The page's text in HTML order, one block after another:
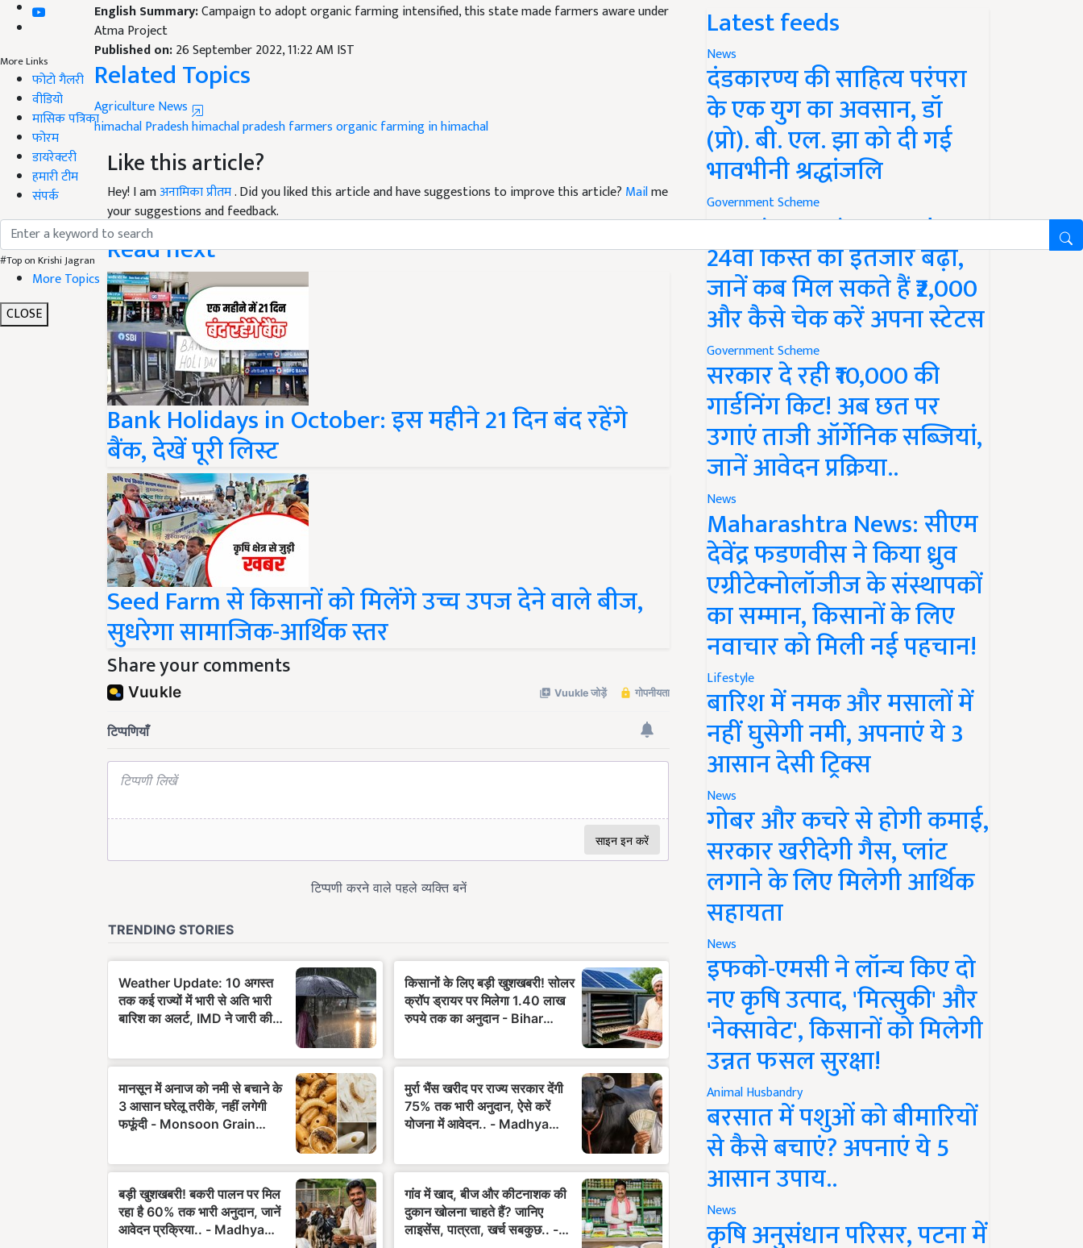
More Links
फोटो गैलरी
वीडियो
मासिक पत्रिका
फोरम
डायरेक्टरी
हमारी टीम
संपर्क
#Top on Krishi Jagran
More Topics
CLOSE
Atma Project
Published on:
Related Topics
Agriculture News
himachal Pradesh himachal pradesh farmers
Like this article?
Hey! I amअनामिका प्रीतम. Did you liked this article and have suggestions to improve this article?
your suggestions and feedback.
Read next
Bank Holidays in October: इस महीने 21 दिन बंद रहेंगे
बैंक, देखें पूरी लिस्ट
Seed Farm से किसानों को मिलेंगे उच्च उपज देने वाले बीज,
सुधरेगा सामाजिक-आर्थिक स्तर
Share your comments
Latest feeds
News
दंडकारण्य की साहित्य परंपरा
के एक युग का अवसान, डॉ
(प्रो). बी. एल. झा को दी गई
भावभीनी श्रद्धांजलि
Government Scheme
PM Kisan Yojana Update:
24वीं किस्त का इंतजार बढ़ा,
जानें कब मिल सकते हैं ₹2,000
और कैसे चेक करें अपना स्टेटस
Government Scheme
सरकार दे रही ₹10,000 की
गार्डनिंग किट! अब छत पर
उगाएं ताजी ऑर्गेनिक सब्जियां,
जानें आवेदन प्रक्रिया..
News
Maharashtra News: सीएम
देवेंद्र फडणवीस ने किया ध्रुव
एग्रीटेक्नोलॉजीज के संस्थापकों
का सम्मान, किसानों के लिए
नवाचार को मिली नई पहचान!
Lifestyle
बारिश में नमक और मसालों में
नहीं घुसेगी नमी, अपनाएं ये 3
आसान देसी ट्रिक्स
News
गोबर और कचरे से होगी कमाई,
सरकार खरीदेगी गैस, प्लांट
लगाने के लिए मिलेगी आर्थिक
सहायता
News
इफको-एमसी ने लॉन्च किए दो
नए कृषि उत्पाद, 'मित्सुकी' और
'नेक्सावेट', किसानों को मिलेगी
उन्नत फसल सुरक्षा!
Animal Husbandry
बरसात में पशुओं को बीमारियों
से कैसे बचाएं? अपनाएं ये 5
आसान उपाय..
News
कृषि अनुसंधान परिसर, पटना में